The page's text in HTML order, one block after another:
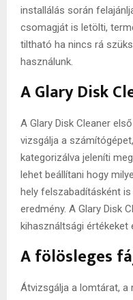
installálás során
csomagját is letölti,
tiltható ha nincs rá
használunk.
A Glary Disk
A Glary Disk Cleaner
vizsgálja a
kategorizálva jeleníti
lehet beállítani hogy
hely felszabadításként
eredmény. A Glary Disk
kihasználtsági értékeket
A fölösleges
Átvizsgálja a lomtárat, a